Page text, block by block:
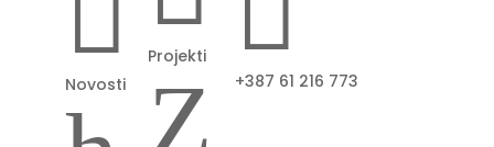
Novosti
Projekti
Z +387 61 216 773